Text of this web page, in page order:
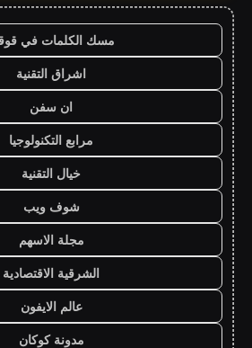
مسك الكلمات في
اشراق التقنية
ان سفن
مرابع التكنولوجيا
خيال التقنية
شوف ويب
مجلة الاسهم
الشرقية الاقتصادية
عالم الايفون
مدونة كوكان